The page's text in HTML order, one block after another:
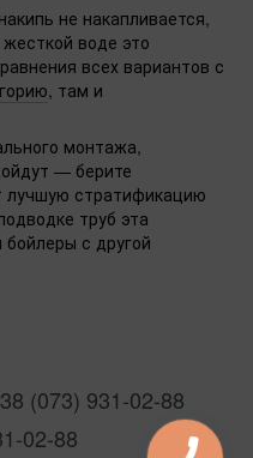
не накапливается,
воде это
всех вариантов с
, там и
монтажа,
— берите
лучшую стратификацию
труб эта
с другой
(073) 931-02-88
02-88